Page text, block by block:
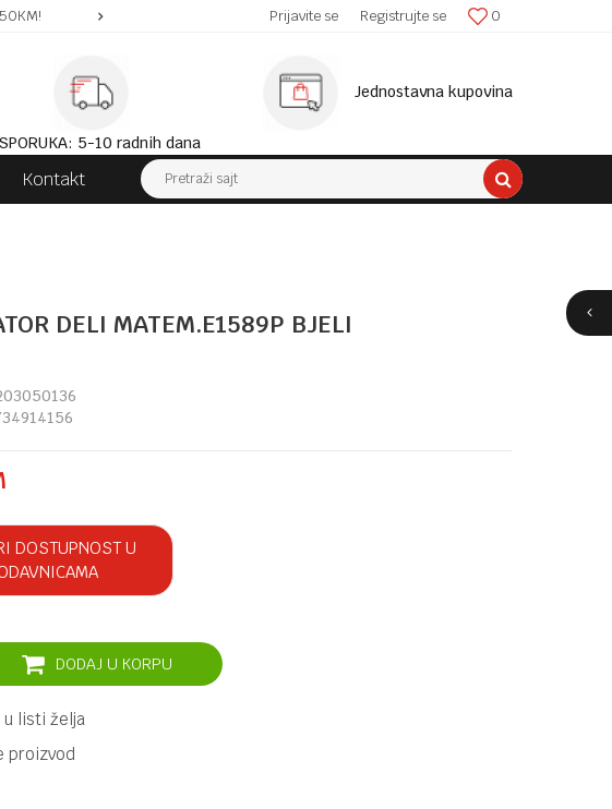
SIGURNA ISPORUKA! 0
Prijavite se Registrujte se
5-10 radnih dana
Jednostavna kupovina
Kontakt Pretraži sajt
DELI MATEM.E1589P BJELI
DOSTUPNOST U
DODAJ U KORPU
u listi želja
proizvod